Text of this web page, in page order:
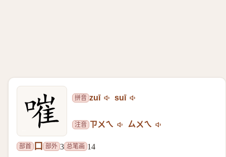
拼音 zuī suī
注音 ㄗㄨㄟ ㄙㄨㄟ
部首 口 部外 3 总笔画 14